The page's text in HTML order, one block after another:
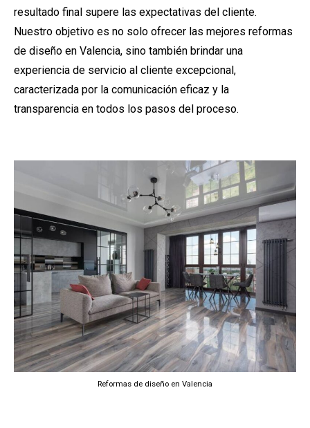
resultado final supere las expectativas del cliente.
Nuestro objetivo es no solo ofrecer las mejores reformas
de diseño en Valencia, sino también brindar una
experiencia de servicio al cliente excepcional,
caracterizada por la comunicación eficaz y la
transparencia en todos los pasos del proceso.
Reformas de diseño en Valencia